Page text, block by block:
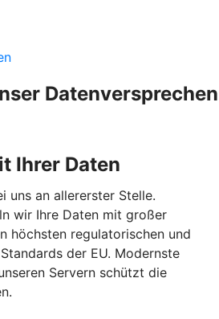
Datenversprechen
Ihrer Daten
uns an allererster Stelle.
wir Ihre Daten mit großer
höchsten regulatorischen und
der EU. Modernste
Servern schützt die